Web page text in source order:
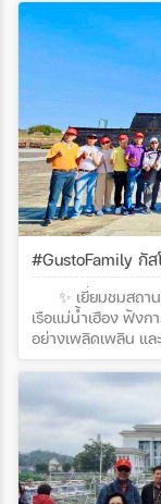
#GustoFamily กัส
✨ เยี่ยมชมสถ
เรือแม่น้ำเฮือง ฟัง
อย่างเพลิดเพลิน แ
สามล้อซิโคล่ชมเมื
คณะทั้ง 25 ท่านด้วย
ค่ะ โปรแกรมทัวร์ :